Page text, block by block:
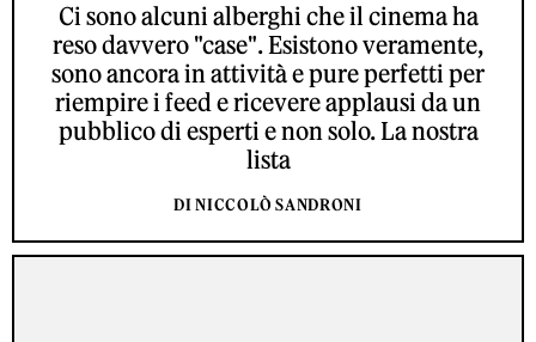
Ci sono alcuni alberghi che il cinema ha
reso davvero "case". Esistono veramente,
sono ancora in attività e pure perfetti per
riempire i feed e ricevere applausi da un
pubblico di esperti e non solo. La nostra
lista
DI NICCOLÒ SANDRONI